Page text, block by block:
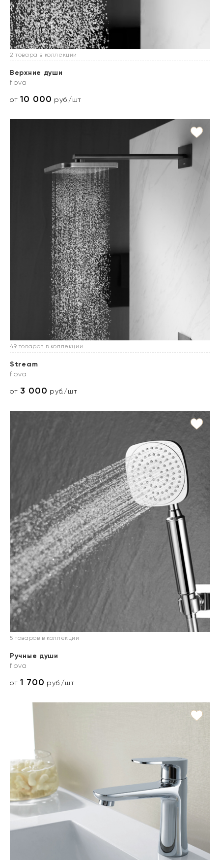
2 товара в коллекции
Верхние души
flova
от10 000 руб./шт
49 товаров в коллекции
Stream
flova
от3 000 руб./шт
5 товаров в коллекции
Ручные души
flova
от1 700 руб./шт